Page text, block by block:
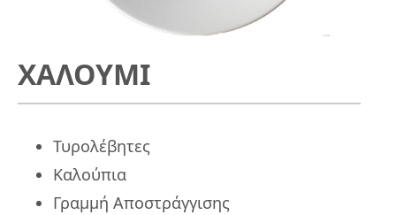
ΧΑΛΟΥΜΙ
Τυρολέβητες
Καλούπια
Γραμμή Αποστράγγισης